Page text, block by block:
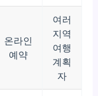
온라인
예약
여러
지역
여행
계획
자